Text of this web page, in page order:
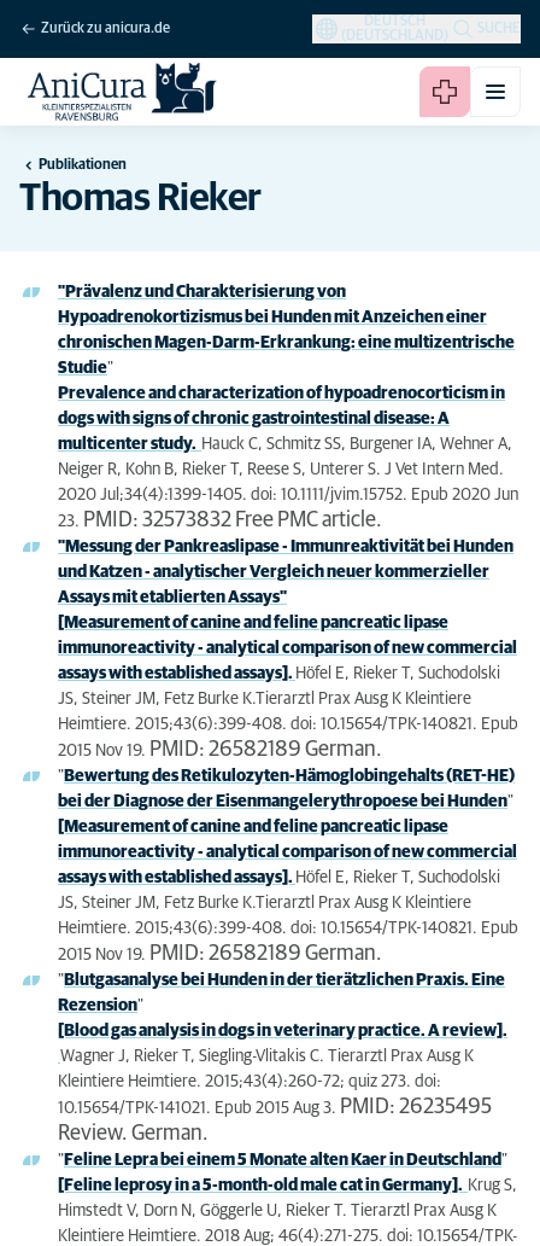
Zurück zu anicura.de
DEUTSCH
(DEUTSCHLAND)
SUCHE
Publikationen
Thomas Rieker
"Prävalenz und Charakterisierung von
Hypoadrenokortizismus bei Hunden mit Anzeichen einer
chronischen Magen-Darm-Erkrankung: eine multizentrische
Studie"
Prevalence and characterization of hypoadrenocorticism in
dogs with signs of chronic gastrointestinal disease: A
multicenter study. Hauck C, Schmitz SS, Burgener IA, Wehner A,
Neiger R, Kohn B, Rieker T, Reese S, Unterer S. J Vet Intern Med.
2020 Jul;34(4):1399-1405. doi: 10.1111/jvim.15752. Epub 2020 Jun
23. PMID: 32573832 Free PMC article.
"Messung der Pankreaslipase - Immunreaktivität bei Hunden
und Katzen - analytischer Vergleich neuer kommerzieller
Assays mit etablierten Assays"
[Measurement of canine and feline pancreatic lipase
immunoreactivity - analytical comparison of new commercial
assays with established assays]. Höfel E, Rieker T, Suchodolski
JS, Steiner JM, Fetz Burke K.Tierarztl Prax Ausg K Kleintiere
Heimtiere. 2015;43(6):399-408. doi: 10.15654/TPK-140821. Epub
2015 Nov 19. PMID: 26582189 German.
" Bewertung des Retikulozyten-Hämoglobingehalts (RET-HE)
bei der Diagnose der Eisenmangelerythropoese bei Hunden"
[Measurement of canine and feline pancreatic lipase
immunoreactivity - analytical comparison of new commercial
assays with established assays]. Höfel E, Rieker T, Suchodolski
JS, Steiner JM, Fetz Burke K.Tierarztl Prax Ausg K Kleintiere
Heimtiere. 2015;43(6):399-408. doi: 10.15654/TPK-140821. Epub
2015 Nov 19. PMID: 26582189 German.
" Blutgasanalyse bei Hunden in der tierätzlichen Praxis. Eine
Rezension"
[Blood gas analysis in dogs in veterinary practice. A review].
Wagner J, Rieker T, Siegling-Vlitakis C. Tierarztl Prax Ausg K
Kleintiere Heimtiere. 2015;43(4):260-72; quiz 273. doi:
10.15654/TPK-141021. Epub 2015 Aug 3. PMID: 26235495
Review. German.
" Feline Lepra bei einem 5 Monate alten Kaer in Deutschland"
[Feline leprosy in a 5-month-old male cat in Germany]. Krug S,
Himstedt V, Dorn N, Göggerle U, Rieker T. Tierarztl Prax Ausg K
Kleintiere Heimtiere. 2018 Aug; 46(4):271-275. doi: 10.15654/TPK-